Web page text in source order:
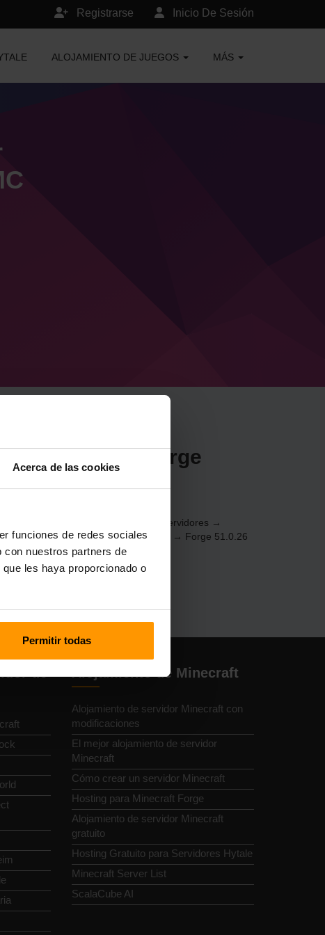
Acerca de las cookies
funciones de redes sociales
con nuestros partners de
les haya proporcionado o
Permitir todas
Inicio De Sesión
Registrarse
ALOJAMIENTO DE JUEGOS MÁS
Minecraft Forge
(Servidores →
juegos → Agregar servidor de juegos → Forge 51.0.26
de
Alojamiento de Minecraft
Alojamiento de servidor Minecraft con
modificaciones
El mejor alojamiento de servidor
Minecraft
Cómo crear un servidor Minecraft
Hosting para Minecraft Forge
Alojamiento de servidor Minecraft
gratuito
Hosting Gratuito para Servidores Hytale
Minecraft Server List
ScalaCube AI